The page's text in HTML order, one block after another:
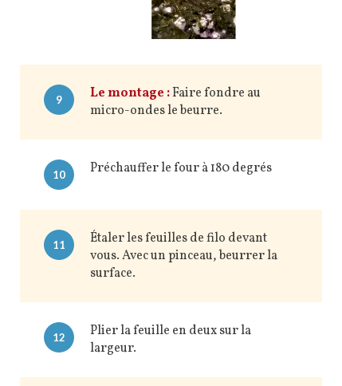
9 Le montage :Faire fondre au
micro-ondes le beurre.
10 Préchauffer le four à 180 degrés
11
Étaler les feuilles de filo devant
vous. Avec un pinceau, beurrer la
surface.
12
Plier la feuille en deux sur la
largeur.